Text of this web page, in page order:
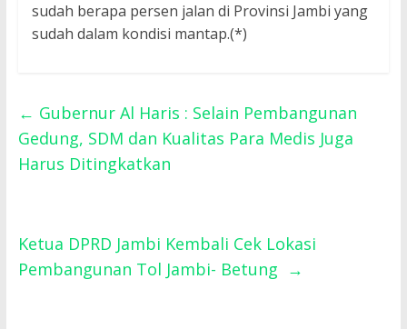
sudah berapa persen jalan di Provinsi Jambi yang
sudah dalam kondisi mantap.(*)
← Gubernur Al Haris : Selain Pembangunan
Gedung, SDM dan Kualitas Para Medis Juga
Harus Ditingkatkan
Ketua DPRD Jambi Kembali Cek Lokasi
Pembangunan Tol Jambi- Betung →